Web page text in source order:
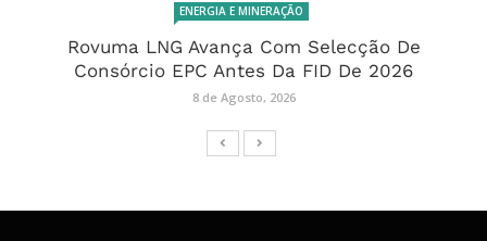
ENERGIA E MINERAÇÃO
Rovuma LNG Avança Com Selecção De
Consórcio EPC Antes Da FID De 2026
8 de Agosto, 2026